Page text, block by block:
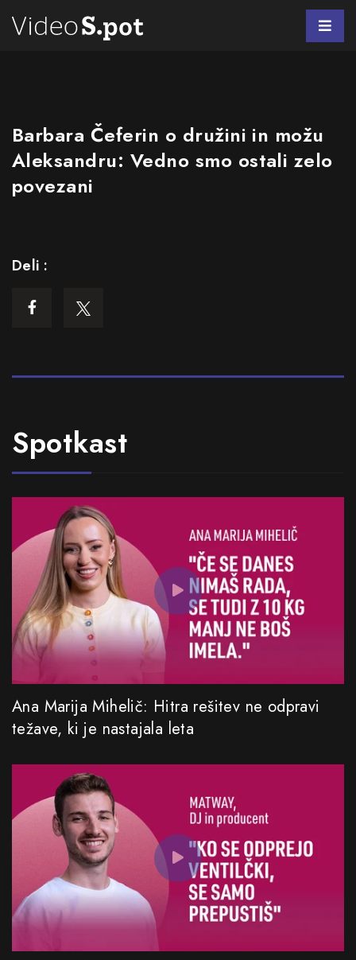
Barbara Čeferin o družini in možu
Aleksandru: Vedno smo ostali zelo
povezani
Deli :
Spotkast
Ana Marija Mihelič: Hitra rešitev ne odpravi
težave, ki je nastajala leta